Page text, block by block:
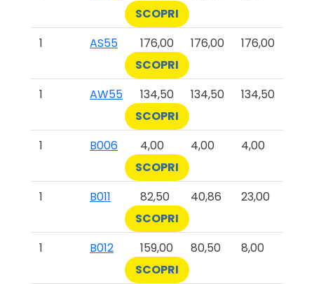
SCOPRI
1
AS55 176,00 176,00
176,00
SCOPRI
1
AW55 134,50 134,50
134,50
SCOPRI
1
B006 4,00 4,00
4,00
SCOPRI
1
B011 82,50 40,86
23,00
SCOPRI
1
B012 159,00 80,50
8,00
SCOPRI